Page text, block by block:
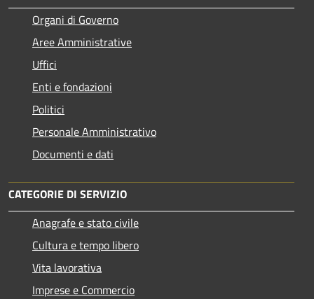
Organi di Governo
Aree Amministrative
Uffici
Enti e fondazioni
Politici
Personale Amministrativo
Documenti e dati
CATEGORIE DI SERVIZIO
Anagrafe e stato civile
Cultura e tempo libero
Vita lavorativa
Imprese e Commercio